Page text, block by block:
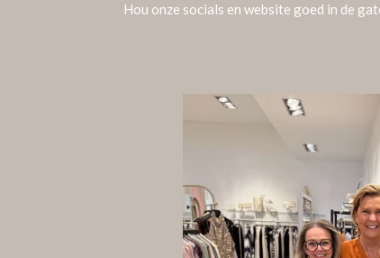
Hou onze socials en website goed in de